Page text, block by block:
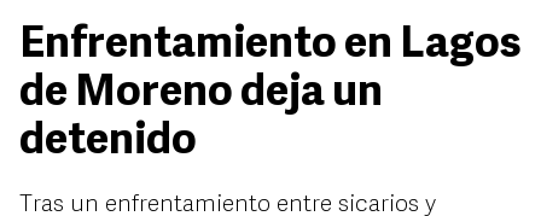
Enfrentamiento en Lagos
de Moreno deja un
detenido
Tras un enfrentamiento entre sicarios y